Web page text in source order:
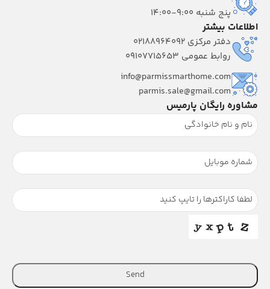
پنج شنبه 9:00-14:00
اطلاعات بیشتر
دفتر مرکزی 02188964092
روابط عمومی 09107715653
info@parmissmarthome.com
parmis.sale@gmail.com
مشاوره رایگان پارمیس
Send